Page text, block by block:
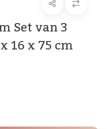
Set van 3
16 x 75 cm